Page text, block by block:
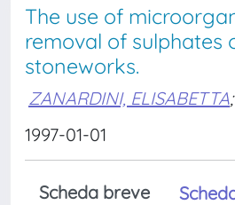
The use of
removal of sulphates
stoneworks.
ZANARDINI, ELISABETTA;
1997-01-01
Scheda breve